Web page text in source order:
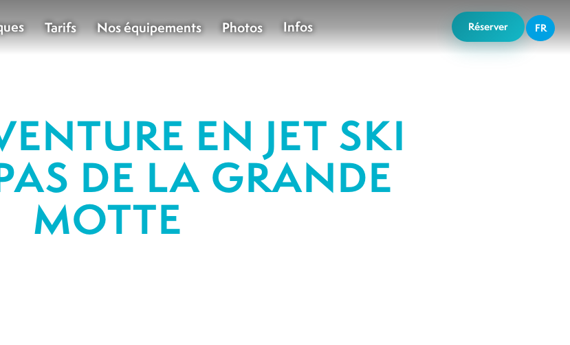
Tarifs Nos équipements Photos Infos Réserver FR
EN JET SKI
DE LA GRANDE
MOTTE